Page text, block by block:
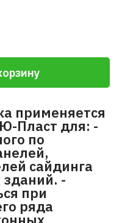
применяется
Пласт для: -
по
сайдинга
зданий. -
при
ряда